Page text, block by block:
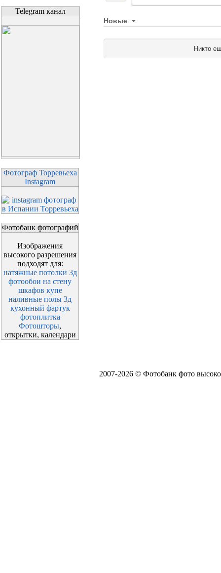
Telegram канал
Фотограф Торревьеха
Instagram
Фотобанк фотографий
Изображения
высокого разрешения
подходят для:
натяжные потолки 3д
фотообои на стену
шкафов купе
наливные полы 3д
кухонный фартук
фотоплитка
Фотошторы,
открытки, календари
Новые
Никто
2007-2026 © Фотобанк фото